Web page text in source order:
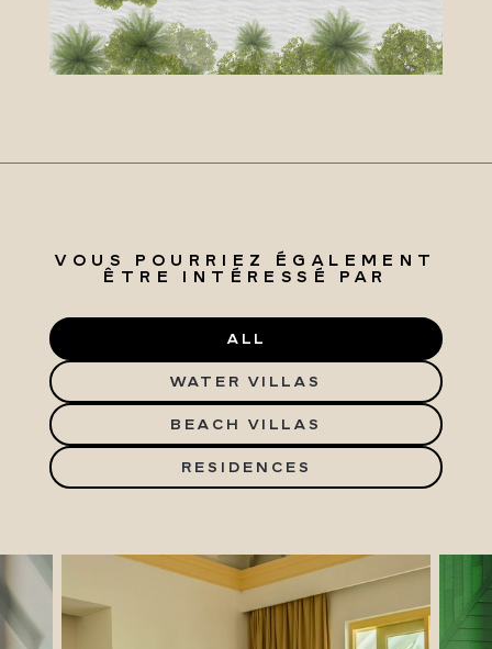
VOUS POURRIEZ ÉGALEMENT
ÊTRE INTÉRESSÉ PAR
ALL
WATER VILLAS
BEACH VILLAS
RESIDENCES